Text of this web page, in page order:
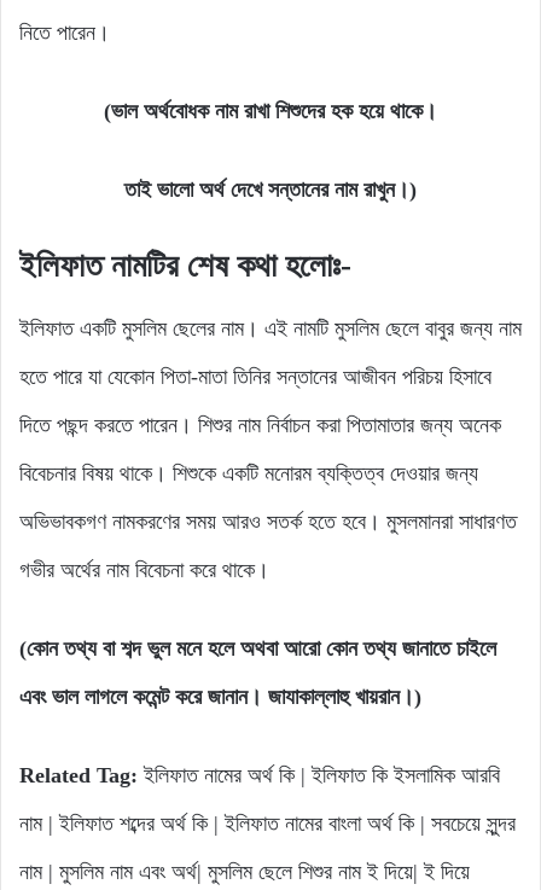
নিতে পারেন।
(ভাল অর্থবোধক নাম রাখা শিশুদের হক হয়ে থাকে।
তাই ভালো অর্থ দেখে সন্তানের নাম রাখুন।)
ইলিফাত নামটির শেষ কথা হলোঃ-
ইলিফাত একটি মুসলিম ছেলের নাম। এই নামটি মুসলিম ছেলে বাবুর জন্য নাম
হতে পারে যা যেকোন পিতা-মাতা তিনির সন্তানের আজীবন পরিচয় হিসাবে
দিতে পছন্দ করতে পারেন। শিশুর নাম নির্বাচন করা পিতামাতার জন্য অনেক
বিবেচনার বিষয় থাকে। শিশুকে একটি মনোরম ব্যক্তিত্ব দেওয়ার জন্য
অভিভাবকগণ নামকরণের সময় আরও সতর্ক হতে হবে। মুসলমানরা সাধারণত
গভীর অর্থের নাম বিবেচনা করে থাকে।
(কোন তথ্য বা শব্দ ভুল মনে হলে অথবা আরো কোন তথ্য জানাতে চাইলে
এবং ভাল লাগলে কমেন্ট করে জানান। জাযাকাল্লাহু খায়রান।)
Related Tag: ইলিফাত নামের অর্থ কি | ইলিফাত কি ইসলামিক আরবি
নাম | ইলিফাত শব্দের অর্থ কি | ইলিফাত নামের বাংলা অর্থ কি | সবচেয়ে সুন্দর
নাম | মুসলিম নাম এবং অর্থ| মুসলিম ছেলে শিশুর নাম ই দিয়ে| ই দিয়ে